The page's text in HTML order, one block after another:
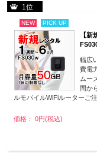
1位
NEW PICK UP
【
幅広
費電
ムー
間か
ルモバイルWiFiルーターご
価格： 0円(税込)